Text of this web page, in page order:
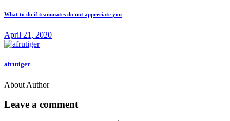
What to do if teammates do not appreciate you
April 21, 2020
afrutiger
About Author
Leave a comment